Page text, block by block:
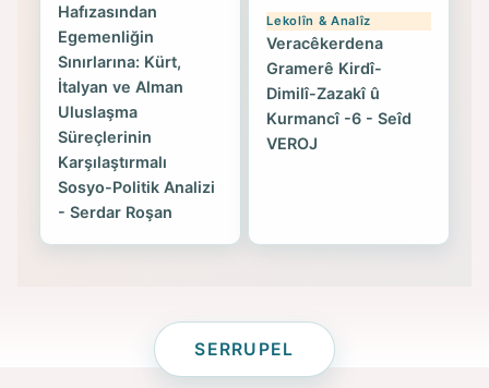
Hafızasından
Egemenliğin
Sınırlarına: Kürt,
İtalyan ve Alman
Uluslaşma
Süreçlerinin
Karşılaştırmalı
Sosyo-Politik Analizi
- Serdar Roşan
Lekolîn & Analîz
Veracêkerdena
Gramerê Kirdî-
Dimilî-Zazakî û
Kurmancî -6 - Seîd
VEROJ
SERRUPEL